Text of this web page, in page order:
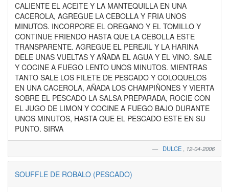
CALIENTE EL ACEITE Y LA MANTEQUILLA EN UNA
CACEROLA, AGREGUE LA CEBOLLA Y FRIA UNOS
MINUTOS. INCORPORE EL OREGANO Y EL TOMILLO Y
CONTINUE FRIENDO HASTA QUE LA CEBOLLA ESTE
TRANSPARENTE. AGREGUE EL PEREJIL Y LA HARINA
DELE UNAS VUELTAS Y AÑADA EL AGUA Y EL VINO. SALE
Y COCINE A FUEGO LENTO UNOS MINUTOS. MIENTRAS
TANTO SALE LOS FILETE DE PESCADO Y COLOQUELOS
EN UNA CACEROLA, AÑADA LOS CHAMPIÑONES Y VIERTA
SOBRE EL PESCADO LA SALSA PREPARADA, ROCIE CON
EL JUGO DE LIMON Y COCINE A FUEGO BAJO DURANTE
UNOS MINUTOS, HASTA QUE EL PESCADO ESTE EN SU
PUNTO. SIRVA
DULCE 12-04-2006
SOUFFLE DE ROBALO (PESCADO)